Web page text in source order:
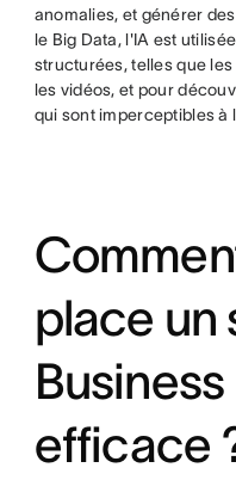
anomalies, et générer
le Big Data, l'IA est
structurées, telles que
les vidéos, et pour
qui sont imperceptibles
place un
efficace